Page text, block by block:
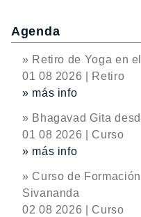
Agenda
» Retiro de Yoga en
01 08 2026 | Retiro
» más info
» Bhagavad Gita
01 08 2026 | Curso
» más info
» Curso de
Sivananda
02 08 2026 | Curso